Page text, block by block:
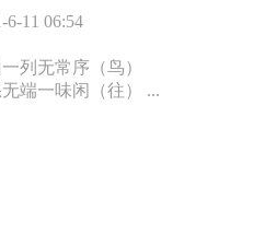
11 06:54
列无常序（鸟）
端一味闲（往） ...